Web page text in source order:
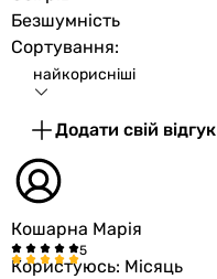
зовнішнього
блоку
Вага
блоку
Ширина
зовнішнього
блоку в
упаковці
Безшумність
Сортування:
найкорисніші
Додати свій відгук
Кошарна Марія
Користуюсь: Місяць